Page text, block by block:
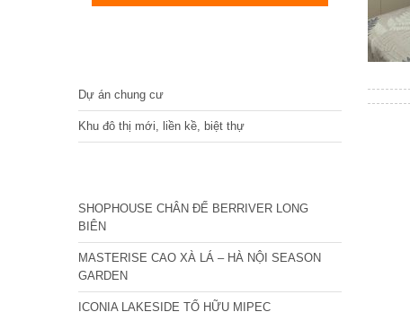
Dự án chung cư
Khu đô thị mới, liền kề, biệt thự
SHOPHOUSE CHÂN ĐẾ BERRIVER LONG
BIÊN
MASTERISE CAO XÀ LÁ – HÀ NỘI SEASON
GARDEN
ICONIA LAKESIDE TỐ HỮU MIPEC